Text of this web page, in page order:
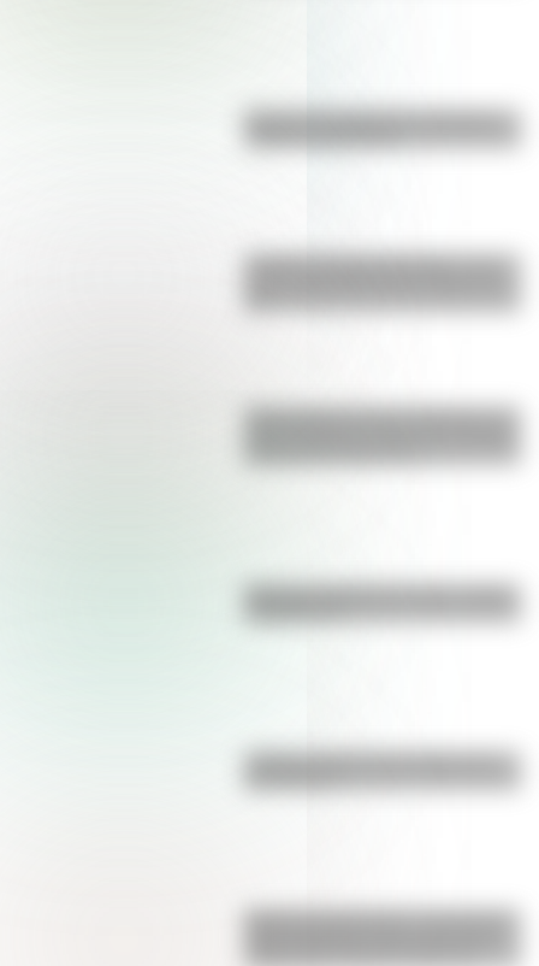
Bandera de Santa Cruz: historia,
Castillo de Rafael Obligado, una
Parque Nacional San Guillermo: el
extremos de San Juan
Bandera de Brasil: historia, origen
¿Sabías cómo fue la infancia de
Bandera de Ecuador: conocé tres